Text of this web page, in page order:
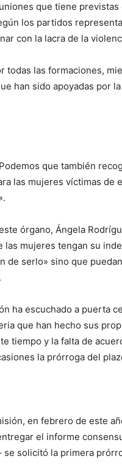
que tiene
los partidos
con la lacra de la
todas las formaciones,
han sido apoyadas por
que también
las mujeres víctimas de
órgano, Ángela
las mujeres tengan su
de serlo» sino que
ha escuchado a puerta
que han hecho sus
tiempo y la falta de
la prórroga del
en febrero de este
el informe
se solicitó la primera